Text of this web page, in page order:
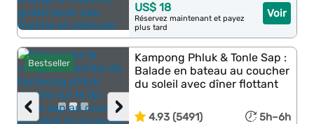
Voir
US$ 18
Réservez maintenant et payez
plus tard
Bestseller
›
‹
Kampong Phluk & Tonle Sap :
Balade en bateau au coucher
du soleil avec dîner flottant
4.93 (5491) 5h–6h